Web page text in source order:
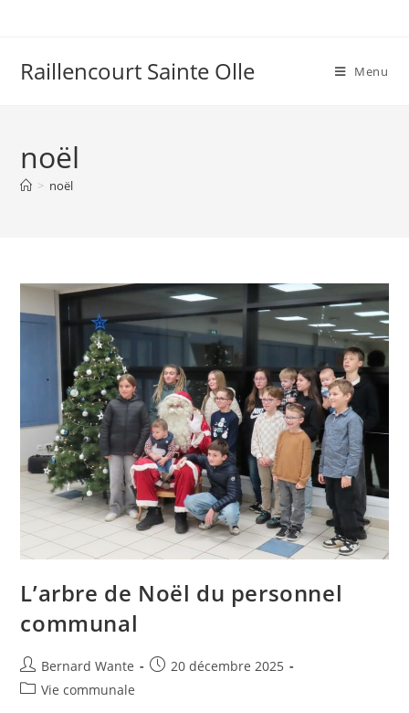
Raillencourt Sainte Olle Menu
noël
> noël
L’arbre de Noël du personnel
communal
Bernard Wante
20 décembre 2025
Vie communale